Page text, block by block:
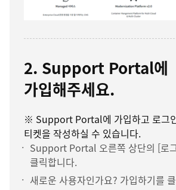
2. Support Portal에
가입해주세요.
※ Support Portal에 가입하고 로그
티켓을 작성하실 수 있습니다.
Support Portal 오른쪽 상단의 [로
클릭합니다.
새로운 사용자인가요? 가입하기를